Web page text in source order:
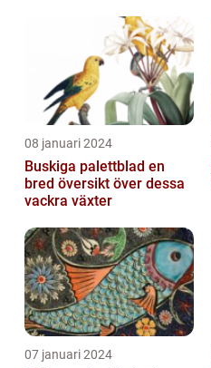
08 januari 2024
Buskiga palettblad en
bred översikt över dessa
vackra växter
07 januari 2024